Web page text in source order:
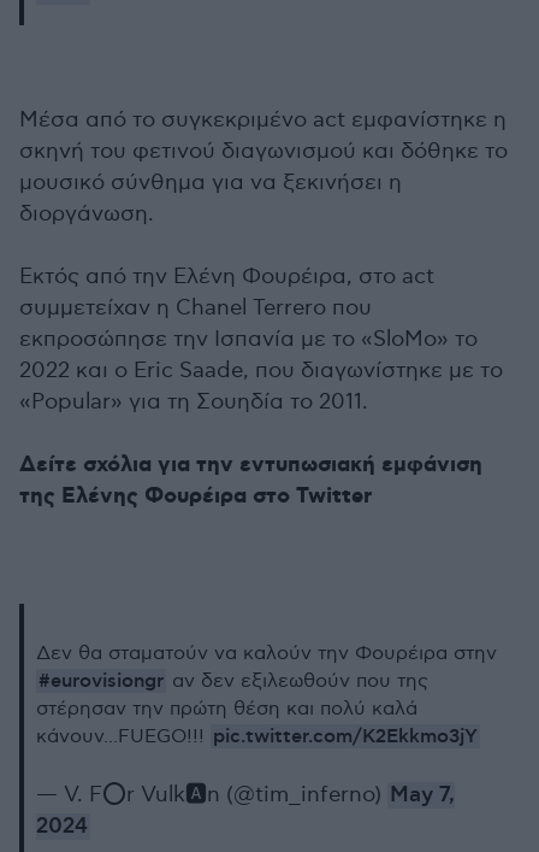
Μέσα από το συγκεκριμένο act εμφανίστηκε η
σκηνή του φετινού διαγωνισμού και δόθηκε το
μουσικό σύνθημα για να ξεκινήσει η
διοργάνωση.
Εκτός από την Ελένη Φουρέιρα, στο act
συμμετείχαν η Chanel Terrero που
εκπροσώπησε την Ισπανία με το «SloMo» το
2022 και ο Eric Saade, που διαγωνίστηκε με το
«Popular» για τη Σουηδία το 2011.
Δείτε σχόλια για την εντυπωσιακή εμφάνιση
της Ελένης Φουρέιρα στο Twitter
Δεν θα σταματούν να καλούν την Φουρέιρα στην
#eurovisiongr αν δεν εξιλεωθούν που της
στέρησαν την πρώτη θέση και πoλύ καλά
κάνουν...FUEGO!!! pic.twitter.com/K2Ekkmo3jY
— V. F⭕r Vulk🅰️n (@tim_inferno) May 7,
2024